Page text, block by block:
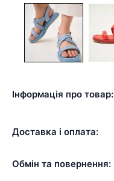
Інформація про товар:
Доставка і оплата:
Обмін та повернення: